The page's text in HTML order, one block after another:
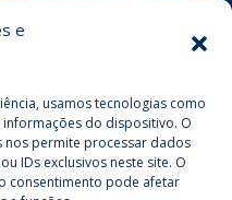
e
usamos tecnologias como
do dispositivo. O
nos permite processar dados
IDs exclusivos neste site. O
consentimento pode afetar